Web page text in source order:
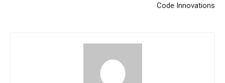
Code Innovations